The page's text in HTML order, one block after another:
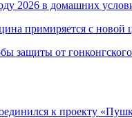
2026 в домашних
примиряется с новой
защиты от
к проекту